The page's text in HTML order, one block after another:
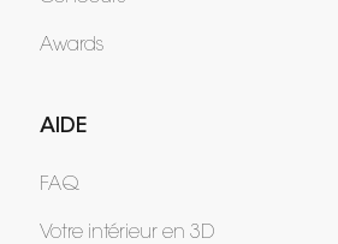
Awards
AIDE
FAQ
Votre intérieur en 3D